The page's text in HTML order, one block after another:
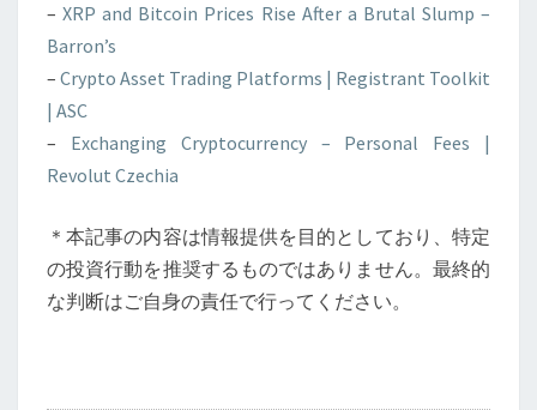
–XRP and Bitcoin Prices Rise After a Brutal Slump –
Barron’s
– Crypto Asset Trading Platforms | Registrant Toolkit
| ASC
– Exchanging Cryptocurrency – Personal Fees |
Revolut Czechia
＊本記事の内容は情報提供を目的としており、特定
の投資行動を推奨するものではありません。最終的
な判断はご自身の責任で行ってください。